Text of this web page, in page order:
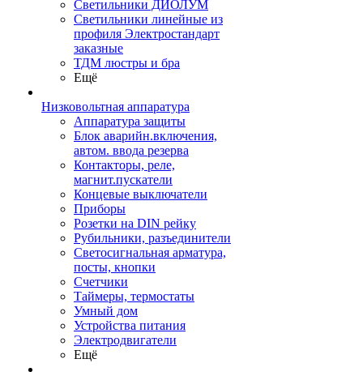
Светильники ДИОЛУМ
Светильники линейные из
профиля Электростандарт
заказные
ТДМ люстры и бра
Ещё
Низковольтная аппаратура
Аппаратура защиты
Блок аварийн.включения,
автом. ввода резерва
Контакторы, реле,
магнит.пускатели
Концевые выключатели
Приборы
Розетки на DIN рейку
Рубильники, разъединители
Светосигнальная арматура,
посты, кнопки
Счетчики
Таймеры, термостаты
Умный дом
Устройства питания
Электродвигатели
Ещё